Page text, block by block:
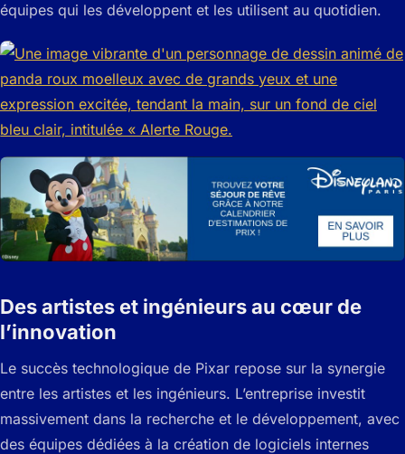
équipes qui les développent et les utilisent au quotidien.
Des artistes et ingénieurs au cœur de
l’innovation
Le succès technologique de Pixar repose sur la synergie
entre les artistes et les ingénieurs. L’entreprise investit
massivement dans la recherche et le développement, avec
des équipes dédiées à la création de logiciels internes